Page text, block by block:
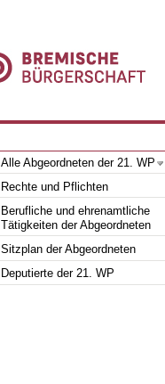
Alle Abgeordneten der 21. WP
Rechte und Pflichten
Berufliche und ehrenamtliche
Tätigkeiten der Abgeordneten
Sitzplan der Abgeordneten
Deputierte der 21. WP